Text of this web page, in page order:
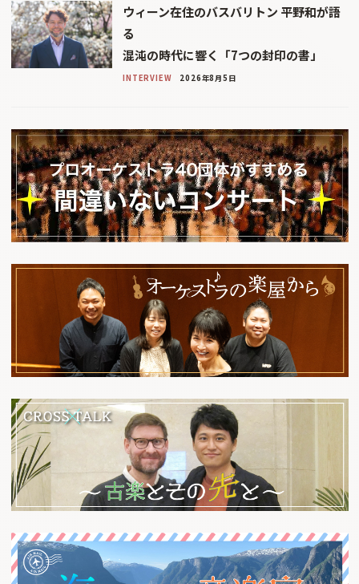
ウィーン在住のバスバリトン 平野和が語
る
混沌の時代に響く「7つの封印の書」
INTERVIEW 2026年8月5日